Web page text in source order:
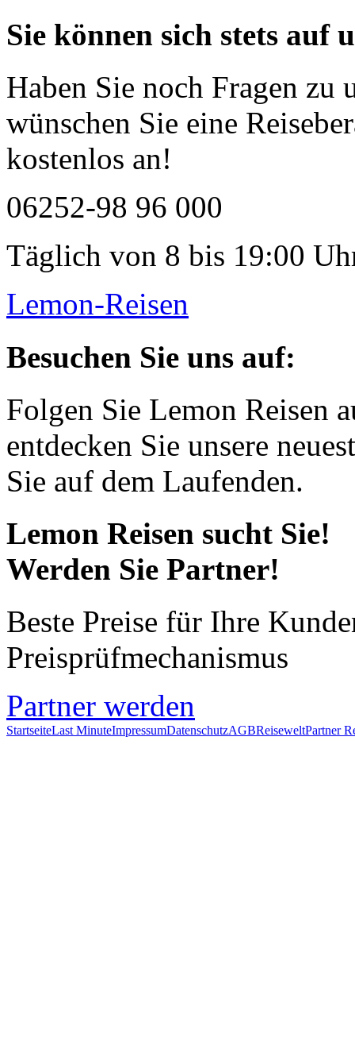
Sie können sich stets auf
Haben Sie noch Fragen zu
wünschen Sie eine
kostenlos an!
06252-98 96 000
Täglich von 8 bis 19:00
Lemon-Reisen
Besuchen Sie uns auf:
Folgen Sie Lemon Reisen
entdecken Sie unsere
Sie auf dem Laufenden.
Lemon Reisen sucht Sie!
Werden Sie Partner!
Beste Preise für Ihre
Preisprüfmechanismus
Partner werden
StartseiteLast MinuteImpressumDatenschutzAGBReiseweltPartner